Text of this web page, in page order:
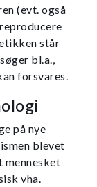
(evt. også
står
bl.a.,
forsvares.
på nye
blevet
mennesket
vha.